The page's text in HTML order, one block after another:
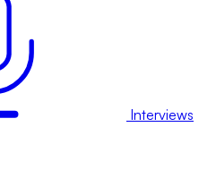
Interviews